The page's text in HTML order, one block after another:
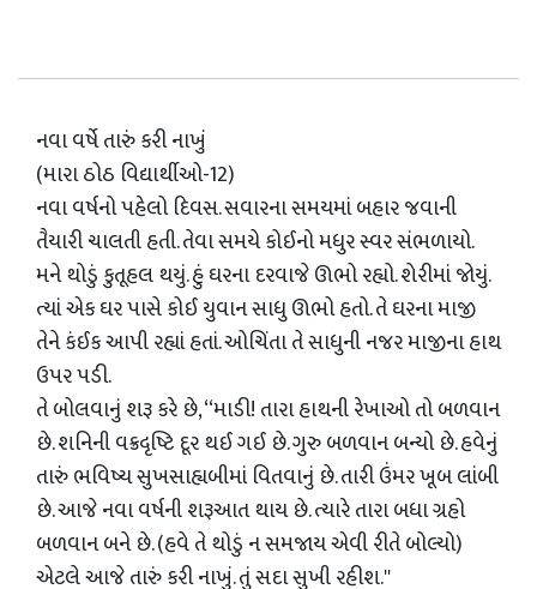
નવા વર્ષે તારું કરી નાખું
(મારા ઠોઠ વિદ્યાર્થીઓ-12)
નવા વર્ષનો પહેલો દિવસ. સવારના સમયમાં બહાર જવાની
તૈયારી ચાલતી હતી. તેવા સમયે કોઈનો મધુર સ્‍વર સંભળાયો.
મને થોડું કુતૂહલ થયું. હું ઘરના દરવાજે ઊભો રહ્યો. શેરીમાં જોયું.
ત્‍યાં એક ઘર પાસે કોઈ યુવાન સાધુ ઊભો હતો. તે ઘરના માજી
તેને કંઈક આપી રહ્યાં હતાં. ઓચિંતા તે સાધુની નજર માજીના હાથ
ઉપર પડી.
તે બોલવાનું શરૂ કરે છે, ‘‘માડી! તારા હાથની રેખાઓ તો બળવાન
છે. શનિની વક્રદૃષ્‍ટિ દૂર થઈ ગઈ છે. ગુરુ બળવાન બન્‍યો છે. હવેનું
તારું ભવિષ્‍ય સુખસાહ્યબીમાં વિતવાનું છે. તારી ઉંમર ખૂબ લાંબી
છે. આજે નવા વર્ષની શરૂઆત થાય છે. ત્‍યારે તારા બધા ગ્રહો
બળવાન બને છે. (હવે તે થોડું ન સમજાય એવી રીતે બોલ્‍યો)
એટલે આજે તારું કરી નાખું. તું સદા સુખી રહીશ.''